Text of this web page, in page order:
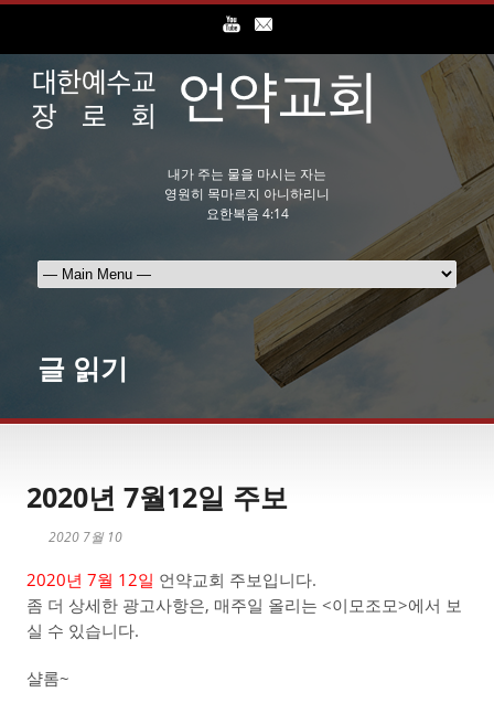
내가 주는 물을 마시는 자는
영원히 목마르지 아니하리니
요한복음 4:14
글 읽기
2020년 7월12일 주보
2020 7월 10
2020년 7월 12일 언약교회 주보입니다.
좀 더 상세한 광고사항은, 매주일 올리는 <이모조모>에서 보
실 수 있습니다.
샬롬~